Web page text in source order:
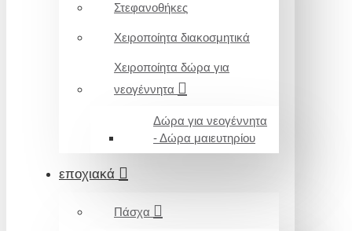
Στεφανοθήκες
Χειροποίητα διακοσμητικά
Χειροποίητα δώρα για
νεογέννητα
Δώρα για νεογέννητα
- Δώρα μαιευτηρίου
εποχιακά
Πάσχα